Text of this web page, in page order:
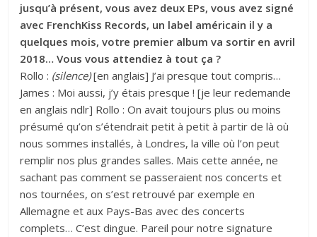
jusqu’à présent, vous avez deux EPs, vous avez signé
avec FrenchKiss Records, un label américain il y a
quelques mois, votre premier album va sortir en avril
2018… Vous vous attendiez à tout ça ?
Rollo : (silence)[en anglais] J’ai presque tout compris…
James : Moi aussi, j’y étais presque ! [je leur redemande
en anglais ndlr] Rollo : On avait toujours plus ou moins
présumé qu’on s’étendrait petit à petit à partir de là où
nous sommes installés, à Londres, la ville où l’on peut
remplir nos plus grandes salles. Mais cette année, ne
sachant pas comment se passeraient nos concerts et
nos tournées, on s’est retrouvé par exemple en
Allemagne et aux Pays-Bas avec des concerts
complets… C’est dingue. Pareil pour notre signature